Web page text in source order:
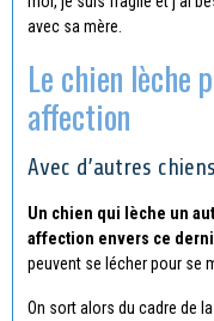
avec sa mère.
Le chien lèche
affection
Avec d’autres chiens
Un chien qui lèche un
affection envers ce
peuvent se lécher pour se
On sort alors du cadre de